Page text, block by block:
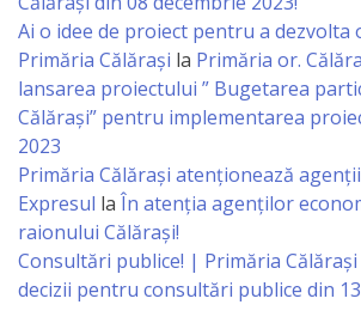
Comunală
şi
Drumuri
Specialist
în
Problemele
Antreprenoriat,
Ai o idee de proiect pentru a dezvolta
Primăria Călărași la Primăria or.
lansarea proiectului ” Bugetarea
Călărași” pentru implementarea
2023
Primăria Călăraşi atenţionează
Expresul la În atenția agenților
raionului Călărași!
Consultări publice! | Primăria Călărași
decizii pentru consultări publice din